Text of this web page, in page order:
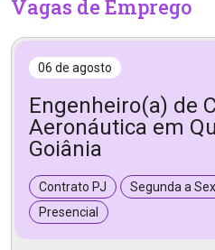
Vagas de Emprego
06 de agosto
Engenheiro(a) de
Aeronáutica em
Goiânia
Contrato PJ Segunda a
Presencial